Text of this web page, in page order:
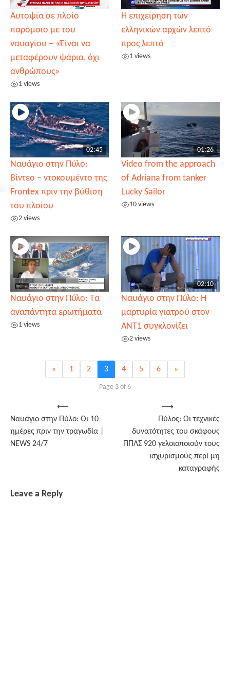
Αυτοψία σε πλοίο
παρόμοιο με του
ναυαγίου – «Έίναι να
μεταφέρουν ψάρια, όχι
ανθρώπους»
1 views
Η επιχείρηση των
ελληνικών αρχών λεπτό
προς λεπτό
1 views
02:45
Ναυάγιο στην Πύλο:
Βίντεο – ντοκουμέντο της
Frontex πριν την βύθιση
του πλοίου
2 views
01:26
Video from the approach
of Adriana from tanker
Lucky Sailor
10 views
Ναυάγιο στην Πύλο: Τα
αναπάντητα ερωτήματα
1 views
02:10
Ναυάγιο στην Πύλο: Η
μαρτυρία γιατρού στον
ΑΝΤ1 συγκλονίζει
2 views
« 1 2 3 4 5 6 »
Page 3 of 6
navigation
⟵
Ναυάγιο στην Πύλο: Οι 10
ημέρες πριν την τραγωδία |
NEWS 24/7
Πύλος: Οι τεχνικές
δυνατότητες του σκάφους
ΠΠΛΣ 920 γελοιοποιούν τους
ισχυρισμούς περί μη
καταγραφής
⟶
Leave a Reply